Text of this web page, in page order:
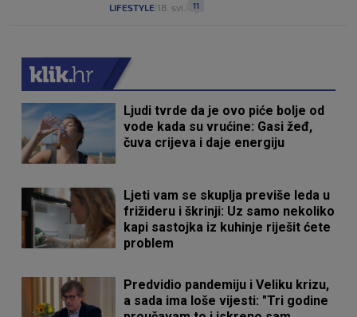
LIFESTYLE 18. svi. 11
Ljudi tvrde da je ovo piće bolje od
vode kada su vrućine: Gasi žeđ,
čuva crijeva i daje energiju
Ljeti vam se skuplja previše leda u
frižideru i škrinji: Uz samo nekoliko
kapi sastojka iz kuhinje riješit ćete
problem
Predvidio pandemiju i Veliku krizu,
a sada ima loše vijesti: "Tri godine